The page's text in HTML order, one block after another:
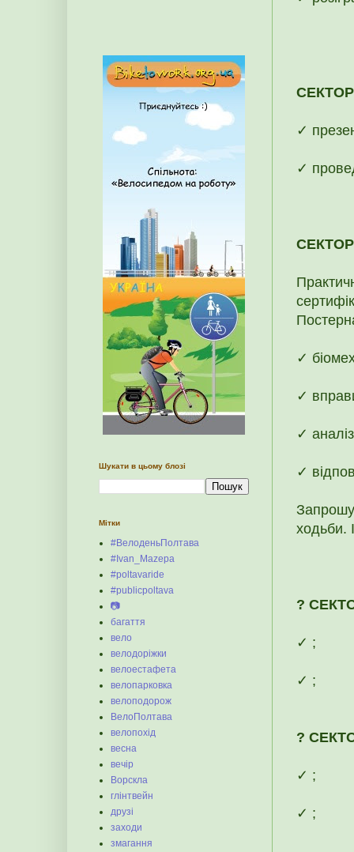
✓
✓
СЕКТОР
✓
✓
✓
✓
ходьби.
?
✓ ;
✓ ;
?
✓ ;
✓ ;
Шукати в цьому блозі
Мітки
#ВелоденьПолтава
#Ivan_Mazepa
#poltavaride
#publicpoltava
📷
багаття
вело
велодоріжки
велоестафета
велопарковка
велоподорож
ВелоПолтава
велопохід
весна
вечір
Ворскла
глінтвейн
друзі
заходи
змагання